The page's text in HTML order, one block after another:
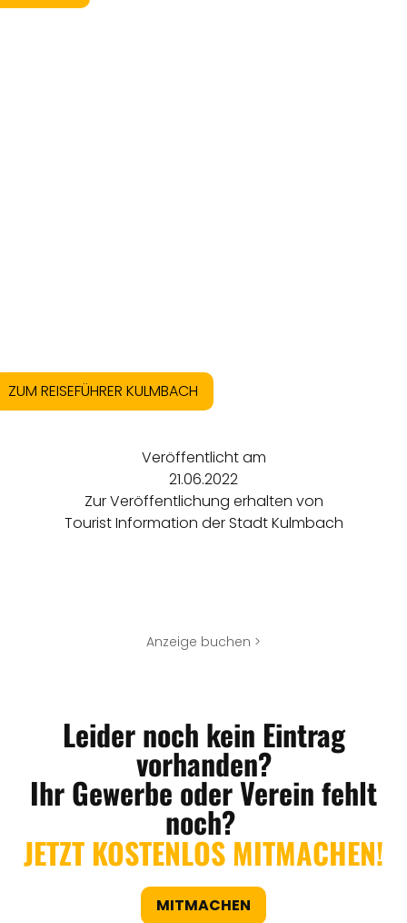
ZUM REISEFÜHRER KULMBACH
Veröffentlicht am
21.06.2022
Zur Veröffentlichung erhalten von
Tourist Information der Stadt Kulmbach
Anzeige buchen >
Leider noch kein Eintrag
vorhanden?
Ihr Gewerbe oder Verein fehlt
noch?
JETZT KOSTENLOS MITMACHEN!
MITMACHEN